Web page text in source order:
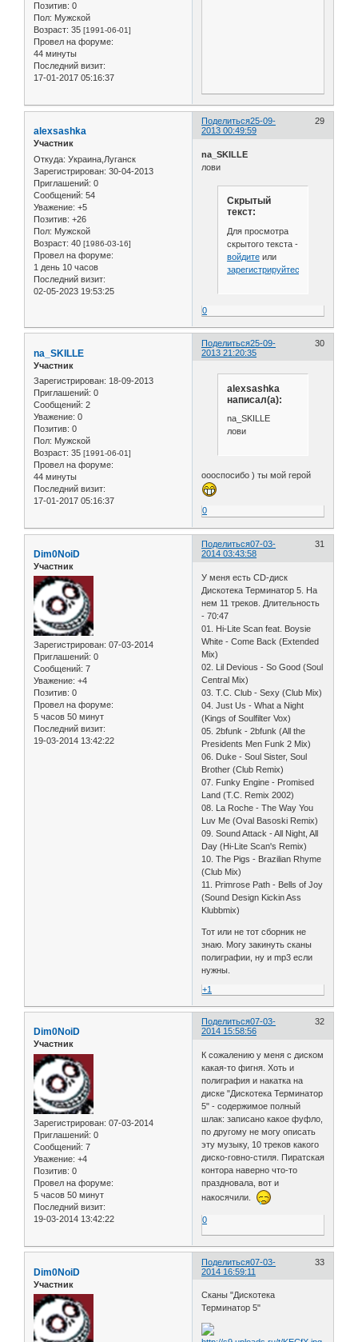
Позитив: 0
Пол: Мужской
Возраст: 35 [1991-06-01]
Провел на форуме:
44 минуты
Последний визит:
17-01-2017 05:16:37
Поделиться 29
25-09-
2013 00:49:59
alexsashka
Участник
Откуда: Украина,Луганск
Зарегистрирован: 30-04-2013
Приглашений: 0
Сообщений: 54
Уважение: +5
Позитив: +26
Пол: Мужской
Возраст: 40 [1986-03-16]
Провел на форуме:
1 день 10 часов
Последний визит:
02-05-2023 19:53:25
na_SKILLE
лови
Скрытый
текст:
Для просмотра
скрытого текста -
войдитеили
зарегистрируйтесь
0
Поделиться 30
25-09-
2013 21:20:35
na_SKILLE
Участник
Зарегистрирован: 18-09-2013
Приглашений: 0
Сообщений: 2
Уважение: 0
Позитив: 0
Пол: Мужской
Возраст: 35 [1991-06-01]
Провел на форуме:
44 минуты
Последний визит:
17-01-2017 05:16:37
alexsashka
написал(а):
na_SKILLE
лови
оооспосибо ) ты мой герой
0
Поделиться 31
07-03-
2014 03:43:58
Dim0NoiD
Участник
Зарегистрирован: 07-03-2014
Приглашений: 0
Сообщений: 7
Уважение: +4
Позитив: 0
Провел на форуме:
5 часов 50 минут
Последний визит:
19-03-2014 13:42:22
У меня есть CD-диск
Дискотека Терминатор 5. На
нем 11 треков. Длительность
- 70:47
01. Hi-Lite Scan feat. Boysie
White - Come Back (Extended
Mix)
02. Lil Devious - So Good (Soul
Central Mix)
03. T.C. Club - Sexy (Club Mix)
04. Just Us - What a Night
(Kings of Soulfilter Vox)
05. 2bfunk - 2bfunk (All the
Presidents Men Funk 2 Mix)
06. Duke - Soul Sister, Soul
Brother (Club Remix)
07. Funky Engine - Promised
Land (T.C. Remix 2002)
08. La Roche - The Way You
Luv Me (Oval Basoski Remix)
09. Sound Attack - All Night, All
Day (Hi-Lite Scan's Remix)
10. The Pigs - Brazilian Rhyme
(Club Mix)
11. Primrose Path - Bells of Joy
(Sound Design Kickin Ass
Klubbmix)
Тот или не тот сборник не
знаю. Могу закинуть сканы
полиграфии, ну и mp3 если
нужны.
+1
Поделиться 32
07-03-
2014 15:58:56
Dim0NoiD
Участник
Зарегистрирован: 07-03-2014
Приглашений: 0
Сообщений: 7
Уважение: +4
Позитив: 0
Провел на форуме:
5 часов 50 минут
Последний визит:
19-03-2014 13:42:22
К сожалению у меня с диском
какая-то фигня. Хоть и
полиграфия и накатка на
диске "Дискотека Терминатор
5" - содержимое полный
шлак: записано какое фуфло,
по другому не могу описать
эту музыку, 10 треков какого
диско-говно-стиля. Пиратская
контора наверно что-то
праздновала, вот и
накосячили.
0
Поделиться 33
07-03-
2014 16:59:11
Dim0NoiD
Участник
Сканы "Дискотека
Терминатор 5"